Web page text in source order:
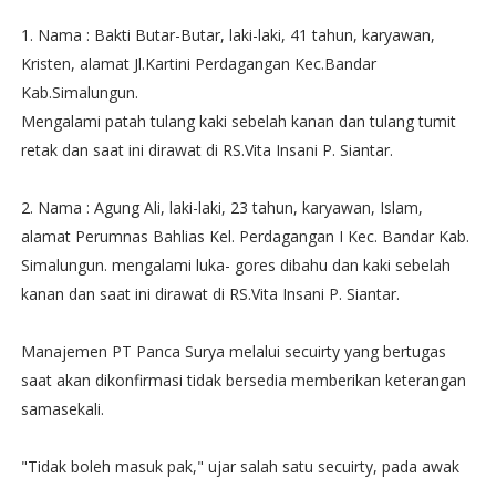
1. Nama : Bakti Butar-Butar, laki-laki, 41 tahun, karyawan,
Kristen, alamat Jl.Kartini Perdagangan Kec.Bandar
Kab.Simalungun.
Mengalami patah tulang kaki sebelah kanan dan tulang tumit
retak dan saat ini dirawat di RS.Vita Insani P. Siantar.
2. Nama : Agung Ali, laki-laki, 23 tahun, karyawan, Islam,
alamat Perumnas Bahlias Kel. Perdagangan I Kec. Bandar Kab.
Simalungun. mengalami luka- gores dibahu dan kaki sebelah
kanan dan saat ini dirawat di RS.Vita Insani P. Siantar.
Manajemen PT Panca Surya melalui secuirty yang bertugas
saat akan dikonfirmasi tidak bersedia memberikan keterangan
samasekali.
"Tidak boleh masuk pak," ujar salah satu secuirty, pada awak